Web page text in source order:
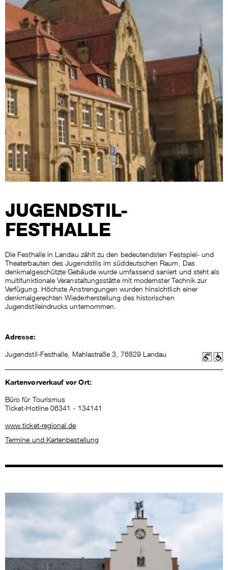
JUGENDSTIL-
FESTHALLE
Die Festhalle in Landau zählt zu den bedeutendsten Festspiel- und
Theaterbauten des Jugendstils im süddeutschen Raum. Das
denkmalgeschützte Gebäude wurde umfassend saniert und steht als
multifunktionale Veranstaltungsstätte mit modernster Technik zur
Verfügung. Höchste Anstrengungen wurden hinsichtlich einer
denkmalgerechten Wiederherstellung des historischen
Jugendstileindrucks unternommen.
Adresse:
Jugendstil-Festhalle, Mahlastraße 3, 76829 Landau
Kartenvorverkauf vor Ort:
Büro für Tourismus
Ticket-Hotline 06341 - 134141
www.ticket-regional.de
Termine und Kartenbestellung